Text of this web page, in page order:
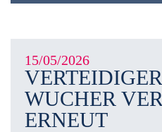
15/05/2026
WUCHER
ERNEUT